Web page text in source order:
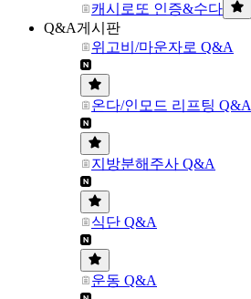
캐시로또 인증&수다
Q&A게시판
위고비/마운자로 Q&A
온다/인모드 리프팅 Q&A
지방분해주사 Q&A
식단 Q&A
운동 Q&A